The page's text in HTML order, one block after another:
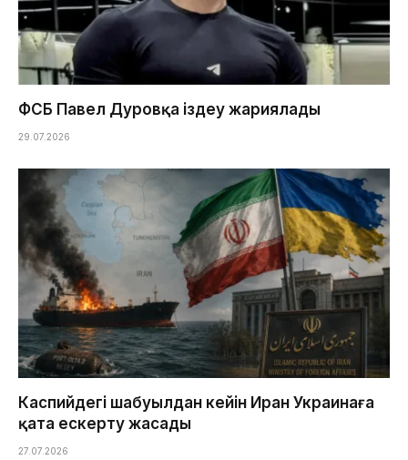
ФСБ Павел Дуровқа іздеу жариялады
29.07.2026
Каспийдегі шабуылдан кейін Иран Украинаға
қатаң ескерту жасады
27.07.2026